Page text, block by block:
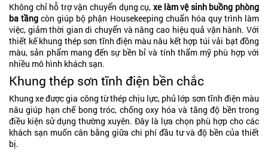
Không chỉ hỗ trợ vận chuyển dụng cụ, xe làm vệ sinh buồng phòng
ba tầng còn giúp bộ phận Housekeeping chuẩn hóa quy trình làm
việc, giảm thời gian di chuyển và nâng cao hiệu quả vận hành. Với
thiết kế khung thép sơn tĩnh điện màu nâu kết hợp túi vải bạt đồng
màu, sản phẩm mang đến sự bền bỉ và tính thẩm mỹ phù hợp với
nhiều mô hình khách sạn.
Khung thép sơn tĩnh điện bền chắc
Khung xe được gia công từ thép chịu lực, phủ lớp sơn tĩnh điện màu
nâu giúp hạn chế bong tróc, chống oxy hóa và tăng độ bền trong
điều kiện sử dụng thường xuyên. Đây là lựa chọn phù hợp cho các
khách sạn muốn cân bằng giữa chi phí đầu tư và độ bền của thiết
bị.